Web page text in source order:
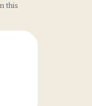
this